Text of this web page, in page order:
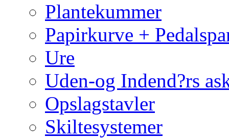
Plantekummer
Papirkurve +
Ure
Uden-og Indend?rs
Opslagstavler
Skiltesystemer